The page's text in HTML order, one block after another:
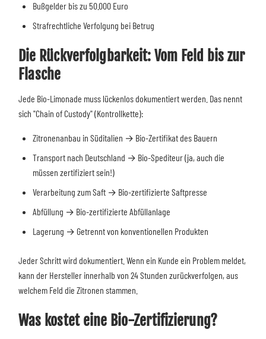
Bußgelder bis zu 50.000 Euro
Strafrechtliche Verfolgung bei Betrug
Die Rückverfolgbarkeit: Vom Feld bis zur
Flasche
Jede Bio-Limonade muss lückenlos dokumentiert werden. Das nennt
sich "Chain of Custody" (Kontrollkette):
Zitronenanbau in Süditalien → Bio-Zertifikat des Bauern
Transport nach Deutschland → Bio-Spediteur (ja, auch die
müssen zertifiziert sein!)
Verarbeitung zum Saft → Bio-zertifizierte Saftpresse
Abfüllung → Bio-zertifizierte Abfüllanlage
Lagerung → Getrennt von konventionellen Produkten
Jeder Schritt wird dokumentiert. Wenn ein Kunde ein Problem meldet,
kann der Hersteller innerhalb von 24 Stunden zurückverfolgen, aus
welchem Feld die Zitronen stammen.
Was kostet eine Bio-Zertifizierung?